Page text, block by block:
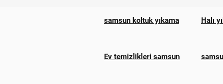
samsun koltuk yıkama Halı
Ev temizlikleri samsun